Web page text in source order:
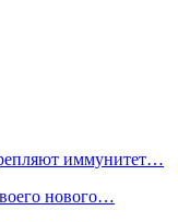
иммунитет…
нового…